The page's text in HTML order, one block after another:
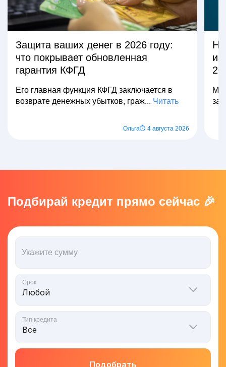
Защита ваших денег в 2026 году:
что покрывает обновленная
гарантия КФГД
Его главная функция КФГД заключается в
возврате денежных убытков, граж... Читать
Ольга⏱ 4 августа 2026
Подбирай кредит прямо сейчас 🎉
Укажите сумму
Срок
Тип кредита
Подобрать